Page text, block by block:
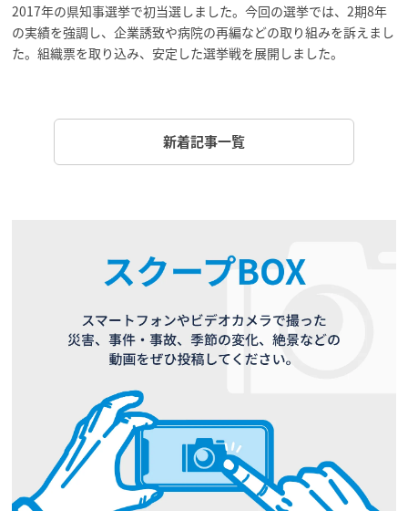
2017年の県知事選挙で初当選しました。今回の選挙では、2期8年
の実績を強調し、企業誘致や病院の再編などの取り組みを訴えまし
た。組織票を取り込み、安定した選挙戦を展開しました。
新着記事一覧